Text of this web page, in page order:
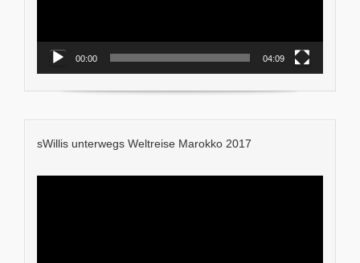
00:00 04:09
sWillis unterwegs Weltreise Marokko 2017